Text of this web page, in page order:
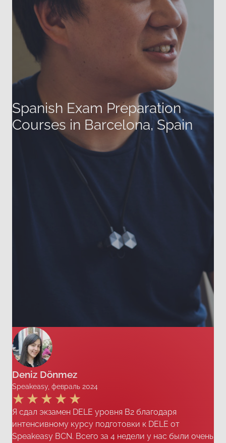
Spanish Exam Preparation
Courses in Barcelona, Spain
Deniz Dönmez
Speakeasy, февраль 2024
Я сдал экзамен DELE уровня B2 благодаря
интенсивному курсу подготовки к DELE от
Speakeasy BCN. Всего за 4 недели у нас были очень